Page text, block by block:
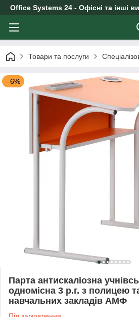
Office Systems 24 - Офісні та інші
Товари та послуги
–6%
Парта антискаліозна
одномісна 3 р.г. з полицею
навчальних закладів АМФ